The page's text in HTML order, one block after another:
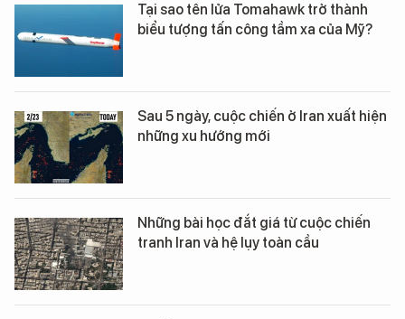
Tại sao tên lửa Tomahawk trở thành
biểu tượng tấn công tầm xa của Mỹ?
Sau 5 ngày, cuộc chiến ở Iran xuất hiện
những xu hướng mới
Những bài học đắt giá từ cuộc chiến
tranh Iran và hệ lụy toàn cầu